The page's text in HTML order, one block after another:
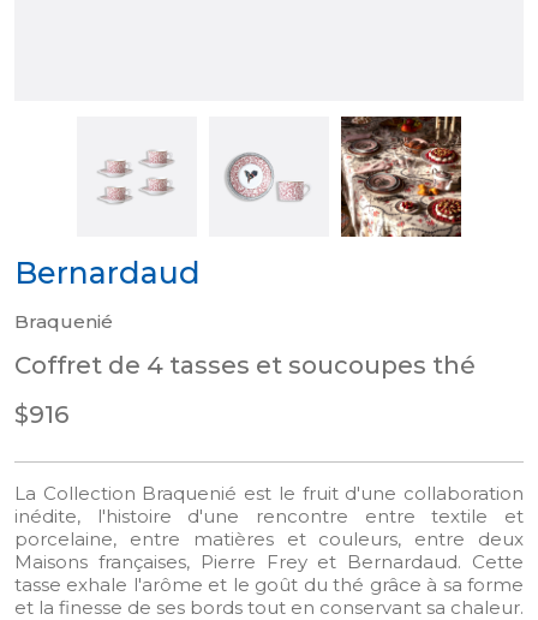
Bernardaud
Braquenié
Coffret de 4 tasses et soucoupes thé
$916
La Collection Braquenié est le fruit d'une collaboration
inédite, l'histoire d'une rencontre entre textile et
porcelaine, entre matières et couleurs, entre deux
Maisons françaises, Pierre Frey et Bernardaud. Cette
tasse exhale l'arôme et le goût du thé grâce à sa forme
et la finesse de ses bords tout en conservant sa chaleur.